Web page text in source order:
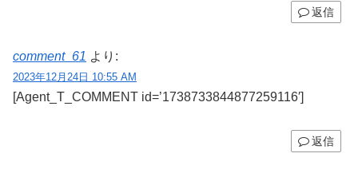
返信
comment_61 より:
2023年12月24日 10:55 AM
[Agent_T_COMMENT id=’1738733844877259116′]
返信